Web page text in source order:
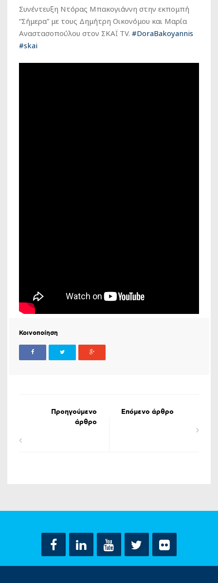
Συνέντευξη Ντόρας Μπακογιάννη στην εκπομπή
“Σήμερα” με τους Δημήτρη Οικονόμου και Μαρία
Αναστασοπούλου στον ΣΚΑΪ ΤV. #DoraBakoyannis
#skai
Κοινοποίηση
Προηγούμενο
άρθρο
Επόμενο άρθρο